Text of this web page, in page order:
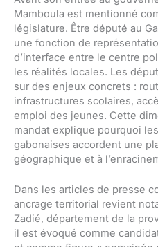
Mamboula est mentionné
législature. Être député au
une fonction de
d’interface entre le centre
les réalités locales. Les
sur des enjeux concrets :
infrastructures scolaires,
emploi des jeunes. Cette
mandat explique pourquoi
gabonaises accordent une
géographique et à
Dans les articles de presse
ancrage territorial revient
Zadié, département de la
il est évoqué comme